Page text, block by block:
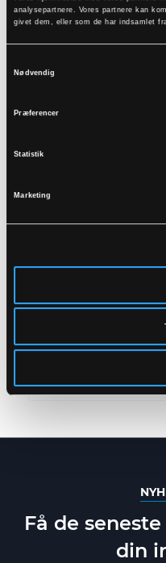
analysepartnere. Vores partnere kan
givet dem, eller som de har indsamlet
Nødvendig
Præferencer
Statistik
Marketing
Anvend ikke
Vaskes sammen
BRANDHÆMMENDE
QUILTET FOER
XS - 5XL
Få de
din